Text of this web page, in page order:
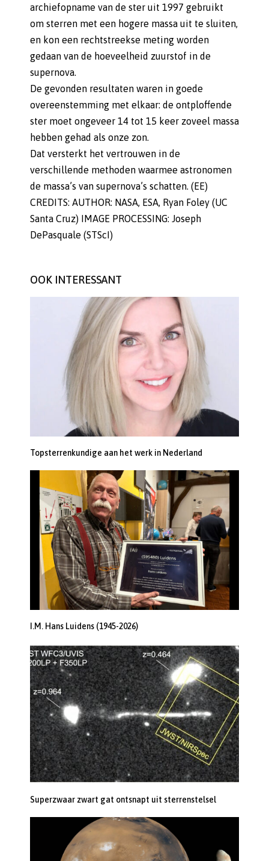
archiefopname van de ster uit 1997 gebruikt
om sterren met een hogere massa uit te sluiten,
en kon een rechtstreekse meting worden
gedaan van de hoeveelheid zuurstof in de
supernova.
De gevonden resultaten waren in goede
overeenstemming met elkaar: de ontploffende
ster moet ongeveer 14 tot 15 keer zoveel massa
hebben gehad als onze zon.
Dat versterkt het vertrouwen in de
verschillende methoden waarmee astronomen
de massa’s van supernova’s schatten. (EE)
CREDITS: AUTHOR: NASA, ESA, Ryan Foley (UC
Santa Cruz) IMAGE PROCESSING: Joseph
DePasquale (STScI)
OOK INTERESSANT
Topsterrenkundige aan het werk in Nederland
I.M. Hans Luidens (1945-2026)
Superzwaar zwart gat ontsnapt uit sterrenstelsel